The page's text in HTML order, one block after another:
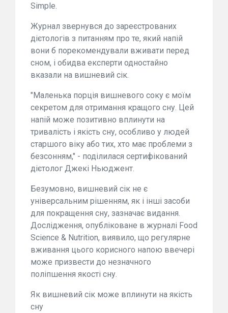
Simple.
Журнал звернувся до зареєстрованих
дієтологів з питанням про те, який напій
вони б порекомендували вживати перед
сном, і обидва експерти одностайно
вказали на вишневий сік.
"Маленька порція вишневого соку є моїм
секретом для отримання кращого сну. Цей
напій може позитивно вплинути на
тривалість і якість сну, особливо у людей
старшого віку або тих, хто має проблеми з
безсонням," - поділилася сертифікований
дієтолог Джекі Ньюджент.
Безумовно, вишневий сік не є
універсальним рішенням, як і інші засоби
для покращення сну, зазначає видання.
Дослідження, опубліковане в журналі Food
Science & Nutrition, виявило, що регулярне
вживання цього корисного напою ввечері
може призвести до незначного
поліпшення якості сну.
Як вишневий сік може вплинути на якість
сну